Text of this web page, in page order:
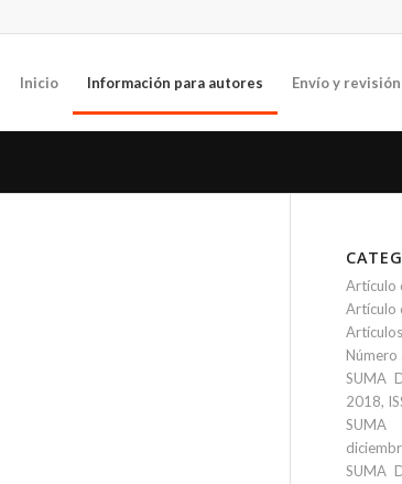
Inicio Información para autores Envío y
Artículo
Artículo
Artículos
Número
SUMA
2018,
SUMA
SUMA